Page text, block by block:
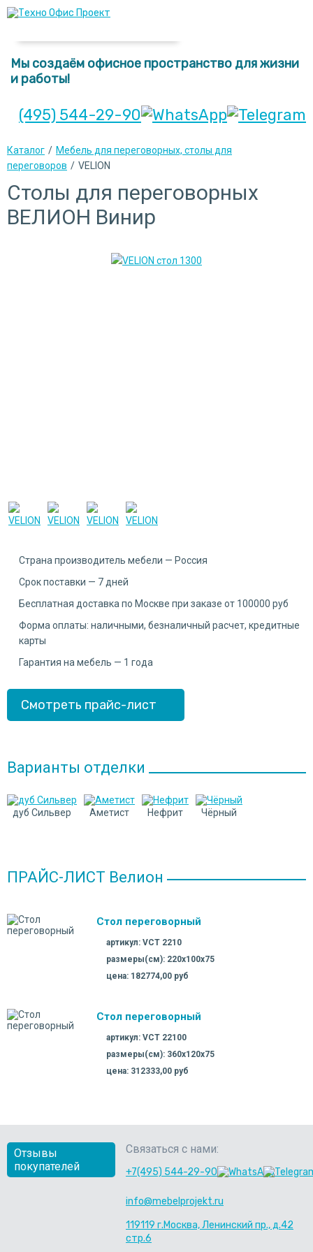
Мы создаём офисное пространство для жизни
и работы!
(495) 544-29-90
Каталог / Мебель для переговорных, столы для
переговоров / VELION
Столы для переговорных
ВЕЛИОН Винир
Смотреть прайс-лист
Страна производитель мебели — Россия
Срок поставки — 7 дней
Бесплатная доставка по Москве при заказе от 100000 руб
Форма оплаты: наличными, безналичный расчет, кредитные
карты
Гарантия на мебель — 1 года
Варианты отделки
дуб Сильвер Аметист Нефрит Чёрный
ПРАЙС-ЛИСТ Велион
Стол переговорный
артикул: VCT 2210
размеры(см): 220х100х75
цена: 182774,00 руб
Стол переговорный
артикул: VCT 22100
размеры(см): 360х120х75
цена: 312333,00 руб
Отзывы
покупателей
Связаться с нами:
+7(495) 544-29-90
info@mebelprojekt.ru
119119 г.Москва, Ленинский пр., д.42
стр.6